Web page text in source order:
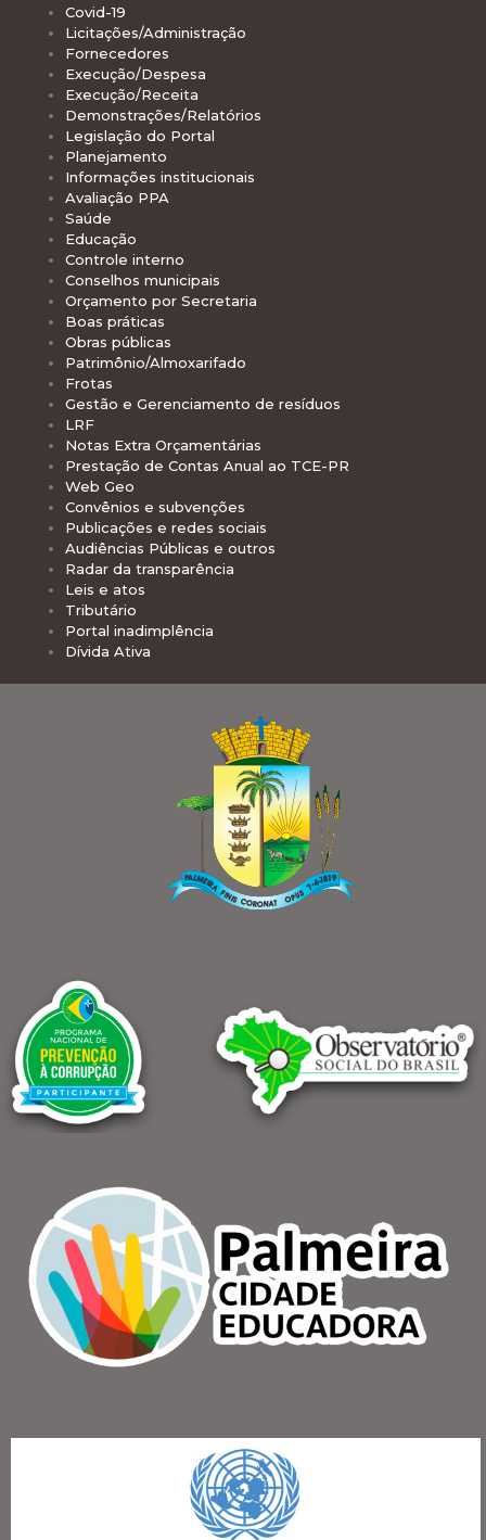
Covid-19
Licitações/Administração
Fornecedores
Execução/Despesa
Execução/Receita
Demonstrações/Relatórios
Legislação do Portal
Planejamento
Informações institucionais
Avaliação PPA
Saúde
Educação
Controle interno
Conselhos municipais
Orçamento por Secretaria
Boas práticas
Obras públicas
Patrimônio/Almoxarifado
Frotas
Gestão e Gerenciamento de resíduos
LRF
Notas Extra Orçamentárias
Prestação de Contas Anual ao TCE-PR
Web Geo
Convênios e subvenções
Publicações e redes sociais
Audiências Públicas e outros
Radar da transparência
Leis e atos
Tributário
Portal inadimplência
Dívida Ativa